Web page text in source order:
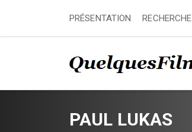
PRÉSENTATION RECHERCHE
PAUL LUKAS